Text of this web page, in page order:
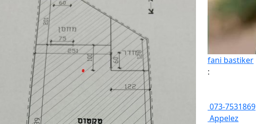
fani bastiker
:
073-7531869
Appelez